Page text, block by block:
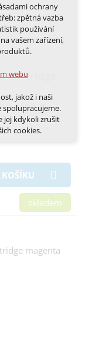
cartridge
náplň s
skladem
případná
Sklik,
webu
ochrany
zpětná vazba
používání
vašem zařízení,
webu
jakož i naši
jej kdykoli zrušit
cookies.
nutná
a volitelná. Do
cookies.